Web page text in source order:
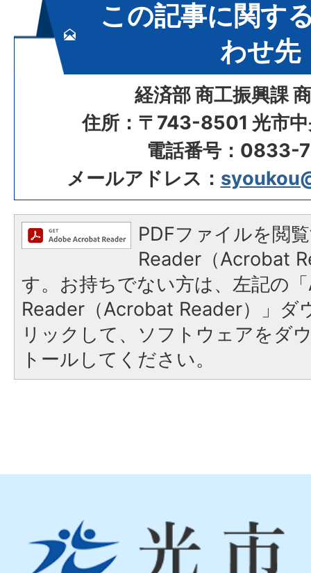
この記事に関す
わせ先
経済部 商工振興課
住所：〒743-8501 光市中
電話番号：0833-
メールアドレス：
PDFファイルを閲
Reader（Acrobat
す。お持ちでない方は、左記の
Reader（Acrobat Reader）」ダ
リックして、ソフトウェアをダ
トールしてください。
市